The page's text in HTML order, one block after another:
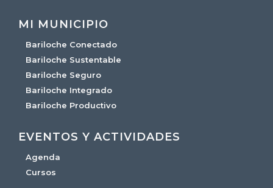
MI MUNICIPIO
Bariloche Conectado
Bariloche Sustentable
Bariloche Seguro
Bariloche Integrado
Bariloche Productivo
EVENTOS Y ACTIVIDADES
Agenda
Cursos